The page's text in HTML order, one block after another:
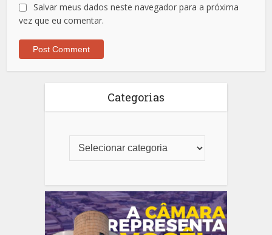
Salvar meus dados neste navegador para a próxima
vez que eu comentar.
Categorias